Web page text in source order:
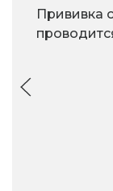
Прививка